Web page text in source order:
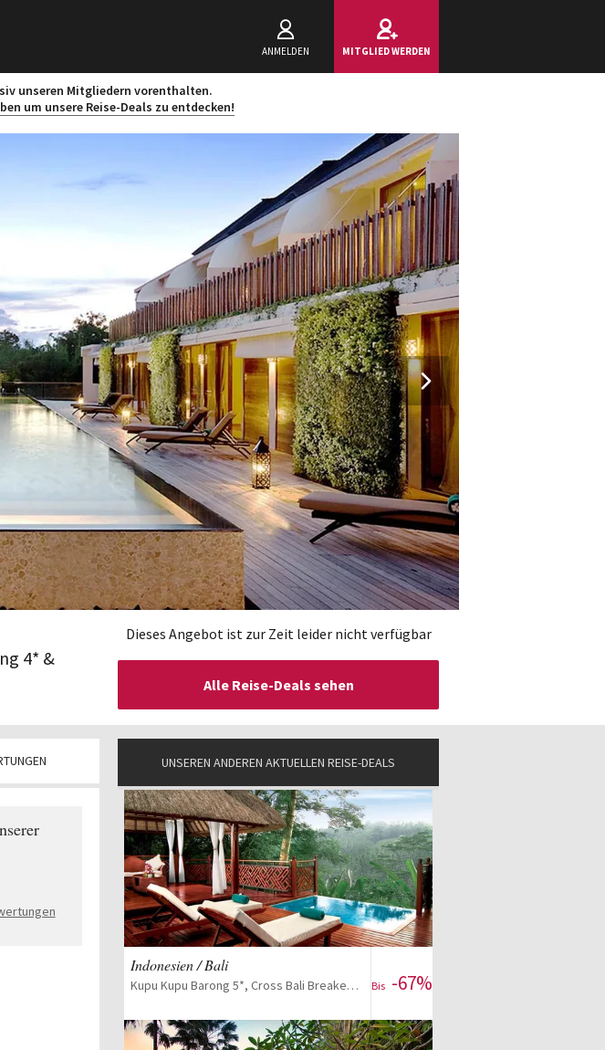
ANMELDEN MITGLIED WERDEN
unseren Mitgliedern vorenthalten.
um unsere Reise-Deals zu entdecken!
Next
Dieses Angebot ist zur Zeit leider nicht verfügbar
Alle Reise-Deals sehen
4* &
UNSEREN ANDEREN AKTUELLEN REISE-DEALS
Zum Reise-Deal
Indonesien / Bali
Kupu Kupu Barong 5*, Cross Bali Breakers 5* & optional Ombak Sunset 4* Bis -67%